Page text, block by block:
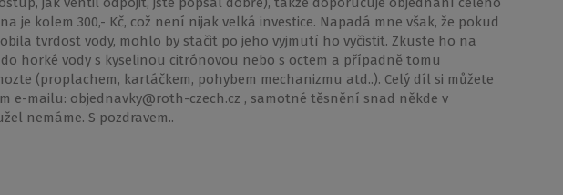
je kolem 300,- Kč, což není nijak velká investice. Napadá mne však, že pokud
tvrdost vody, mohlo by stačit po jeho vyjmutí ho vyčistit. Zkuste ho na
horké vody s kyselinou citrónovou nebo s octem a případně tomu
(proplachem, kartáčkem, pohybem mechanizmu atd..). Celý díl si můžete
e-mailu: objednavky@roth-czech.cz , samotné těsnění snad někde v
nemáme. S pozdravem..